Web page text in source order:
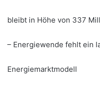
bleibt in Höhe von 337
– Energiewende fehlt ein
Energiemarktmodell